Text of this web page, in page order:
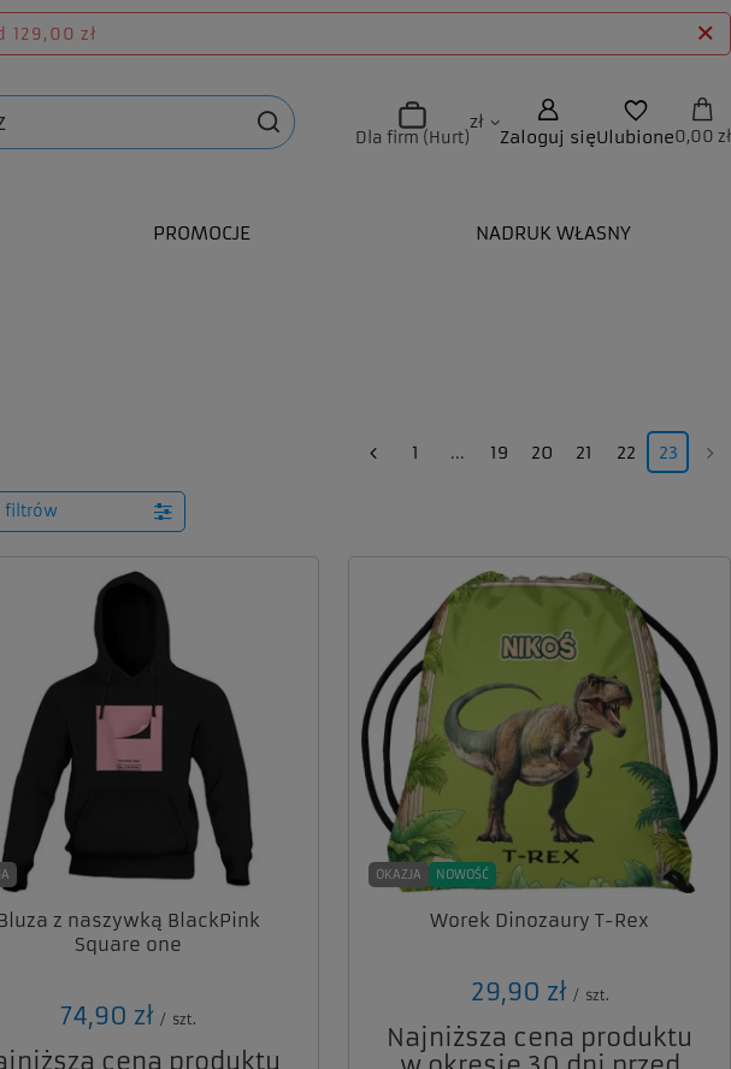
129,00 zł
Dla firm (Hurt)
zł
Zaloguj sięUlubione0,00 zł
PROMOCJE NADRUK WŁASNY
1 ... 19 20 21 22 23
filtrów
z naszywką BlackPink
Square one
74,90 zł / szt.
cena produktu
OKAZJA NOWOŚĆ
Worek Dinozaury T-Rex
29,90 zł / szt.
Najniższa cena produktu